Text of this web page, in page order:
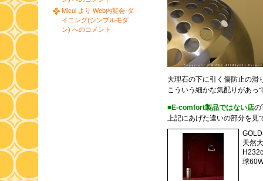
大理石の下に引く傷防止の滑
こういう細かな気配りがあっ
■E-comfort製品ではない店の
上記にあげた違いの部分を見
天然
球
Micul より Web内覧会-ダ
イニング(シンプルモダ
ン) へのコメント